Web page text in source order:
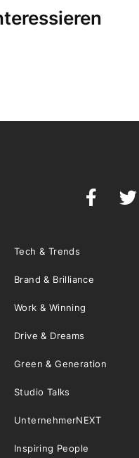
Tech & Trends
Brand & Brilliance
Work & Winning
Drive & Dreams
Green & Generation
Studio Talks
UnternehmerNEXT
Inspiring People